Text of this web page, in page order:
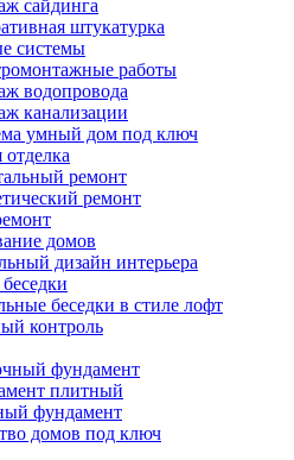
сайдинга
штукатурка
системы
работы
водопровода
канализации
умный дом под ключ
ремонт
ремонт
домов
дизайн интерьера
беседки в стиле лофт
контроль
фундамент
плитный
фундамент
домов под ключ